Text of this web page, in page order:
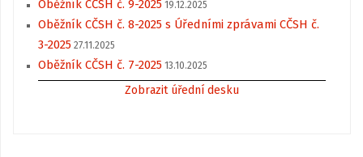
Oběžník CČSH č. 9-2025 19.12.2025
Oběžník CČSH č. 8-2025 s Úředními zprávami CČSH č.
3-2025 27.11.2025
Oběžník CČSH č. 7-2025 13.10.2025
Zobrazit úřední desku